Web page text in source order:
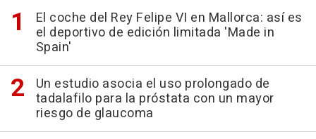
El coche del Rey Felipe VI en Mallorca: así es
el deportivo de edición limitada 'Made in
Spain'
Un estudio asocia el uso prolongado de
tadalafilo para la próstata con un mayor
riesgo de glaucoma